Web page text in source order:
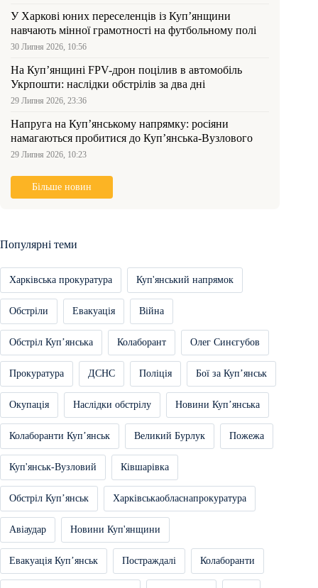
У Харкові юних переселенців із Куп’янщини
навчають мінної грамотності на футбольному полі
30 Липня 2026, 10:56
На Куп’янщині FPV-дрон поцілив в автомобіль
Укрпошти: наслідки обстрілів за два дні
29 Липня 2026, 23:36
Напруга на Куп’янському напрямку: росіяни
намагаються пробитися до Куп’янська-Вузлового
29 Липня 2026, 10:23
Більше новин
Популярні теми
Харківська прокуратура Куп'янський напрямок
Обстріли Евакуація Війна
Обстріл Купʼянська Колаборант Олег Синєгубов
Прокуратура ДСНС Поліція Бої за Купʼянськ
Окупація Наслідки обстрілу Новини Купʼянська
Колаборанти Купʼянськ Великий Бурлук Пожежа
Куп'янськ-Вузловий Ківшарівка
Обстріл Купʼянськ Харківськаобласнапрокуратура
Авіаудар Новини Куп'янщини
Евакуація Купʼянськ Постраждалі Колаборанти